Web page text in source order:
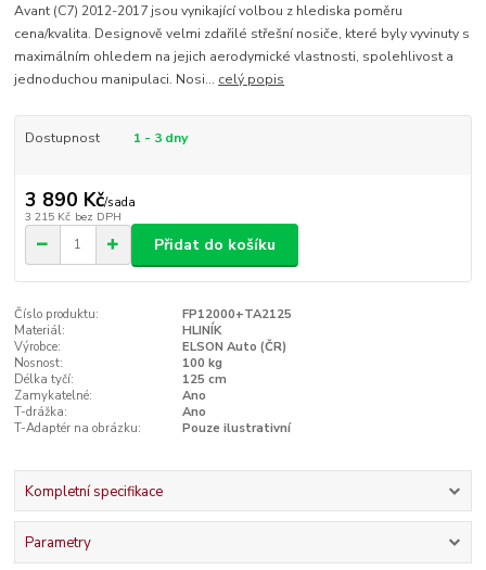
Avant (C7) 2012-2017 jsou vynikající volbou z hlediska poměru
cena/kvalita. Designově velmi zdařilé střešní nosiče, které byly vyvinuty s
maximálním ohledem na jejich aerodymické vlastnosti, spolehlivost a
jednoduchou manipulaci. Nosi... celý popis
Dostupnost 1 - 3 dny
3 890 Kč/sada
3 215 Kč bez DPH
Přidat do košíku
Číslo produktu:
FP12000+TA2125
Materiál:
HLINÍK
Výrobce:
ELSON Auto (ČR)
Nosnost:
100 kg
Délka tyčí:
125 cm
Zamykatelné:
Ano
T-drážka:
Ano
T-Adaptér na obrázku:
Pouze ilustrativní
Kompletní specifikace
Parametry